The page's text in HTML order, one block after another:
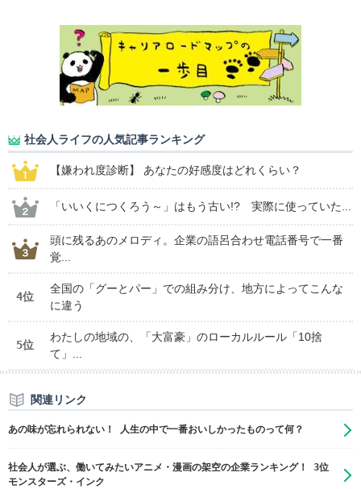
社会人ライフの人気記事ランキング
【嫌われ度診断】 あなたの好感度はどれくらい？
「いいくにつくろう～」はもう古い!? 実際に使っていた...
頭に残るあのメロディ。企業の語呂合わせ電話番号で一番
覚...
4位
全国の「グーとパー」での組み分け、地方によってこんな
に違う
5位
わたしの地域の、「大富豪」のローカルルール「10捨
て」...
関連リンク
あの味が忘れられない！ 人生の中で一番おいしかったものって何？
社会人が選ぶ、働いてみたいアニメ・漫画の架空の企業ランキング！ 3位
モンスターズ・インク